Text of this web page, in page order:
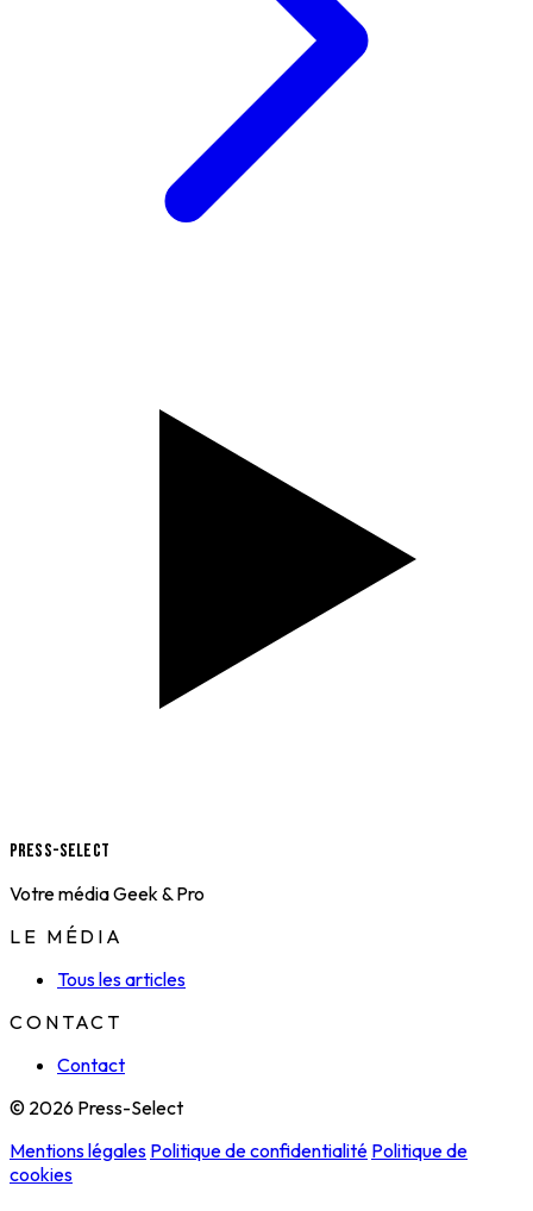
Press-Select
Votre média Geek & Pro
LE MÉDIA
Tous les articles
CONTACT
Contact
© 2026 Press-Select
Mentions légales Politique de confidentialité Politique de
cookies